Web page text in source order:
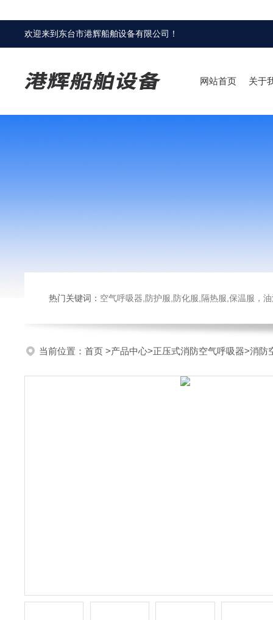
欢迎来到 东台市港辉船舶设备有限公司 ！
网站首页 关于
热门关键词： 空气呼吸器,防护服,防化服,隔热服,保温服，
当前位置： 首页 >产品中心>正压式消防空气呼吸器>消防